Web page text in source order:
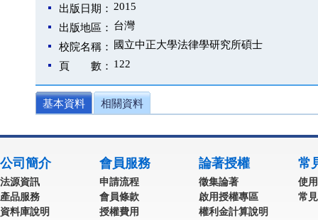
出版日期： 2015
出版地區： 台灣
校院名稱：
國立中正大學法律學研究所碩士
頁 數： 122
基本資料 相關資料
公司簡介
法源資訊
產品服務
資料庫說明
會員服務
申請流程
會員條款
授權費用
論著授權
徵集論著
啟用授權專區
權利金計算說明
常
使
常